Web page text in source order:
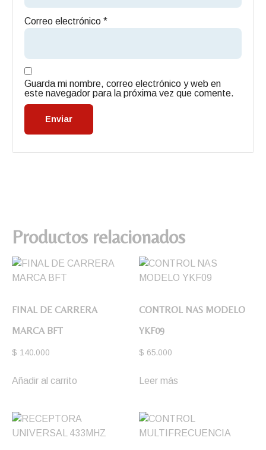
Correo electrónico *
Guarda mi nombre, correo electrónico y web en
este navegador para la próxima vez que comente.
Productos relacionados
FINAL DE CARRERA
MARCA BFT
$ 140.000
Añadir al carrito
CONTROL NAS MODELO
YKF09
$ 65.000
Leer más